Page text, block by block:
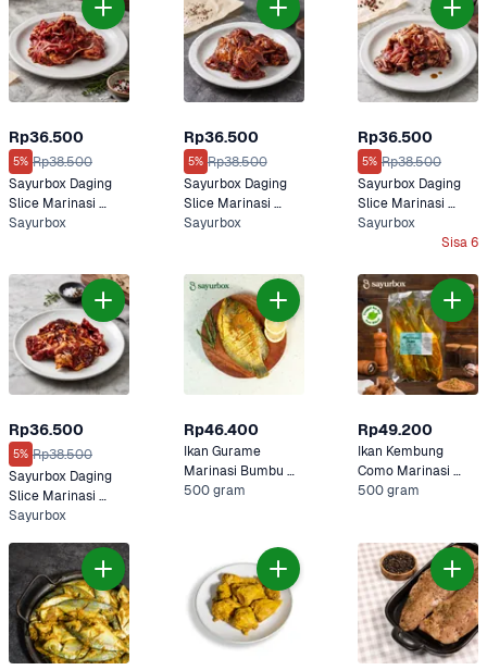
Rp36.500
5% Rp38.500
Sayurbox Daging
Slice Marinasi
Barbeque 250
Sayurbox
Rp36.500
5% Rp38.500
Sayurbox Daging
Slice Marinasi
Yakiniku 250 gram
Sayurbox
Rp36.500
5% Rp38.500
Sayurbox Daging
Slice Marinasi
Teriyaki 250 gram
Sayurbox
Sisa 6
Rp36.500
5% Rp38.500
Sayurbox Daging
Slice Marinasi
Bulgogi 250 gram
Sayurbox
Rp46.400
Ikan Gurame
Marinasi Bumbu
Kuning Sayurbox
500 gram
Rp49.200
Ikan Kembung
Como Marinasi
Bumbu Kuning
500 gram